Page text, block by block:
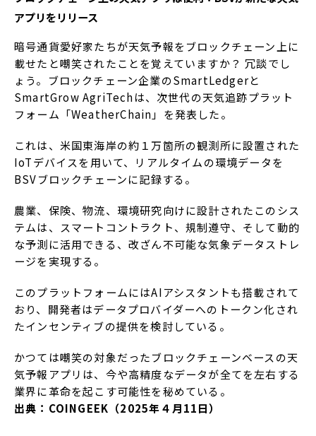
アプリをリリース
暗号通貨愛好家たちが天気予報をブロックチェーン上に
載せたと嘲笑されたことを覚えていますか？ 冗談でし
ょう。ブロックチェーン企業のSmartLedgerと
SmartGrow AgriTechは、次世代の天気追跡プラット
フォーム「WeatherChain」を発表した。
これは、米国東海岸の約１万箇所の観測所に設置された
IoTデバイスを用いて、リアルタイムの環境データを
BSVブロックチェーンに記録する。
農業、保険、物流、環境研究向けに設計されたこのシス
テムは、スマートコントラクト、規制遵守、そして動的
な予測に活用できる、改ざん不可能な気象データストレ
ージを実現する。
このプラットフォームにはAIアシスタントも搭載されて
おり、開発者はデータプロバイダーへのトークン化され
たインセンティブの提供を検討している。
かつては嘲笑の対象だったブロックチェーンベースの天
気予報アプリは、今や高精度なデータが全てを左右する
業界に革命を起こす可能性を秘めている。
出典：COINGEEK（2025年４月11日）